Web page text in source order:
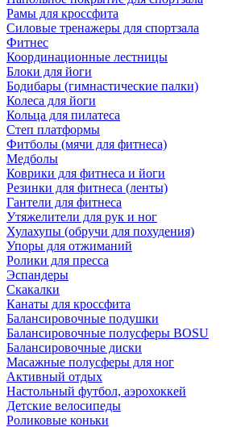
Рамы для кроссфита
Силовые тренажеры для спортзала
Фитнес
Координационные лестницы
Блоки для йоги
Бодибары (гимнастические палки)
Колеса для йоги
Кольца для пилатеса
Степ платформы
Фитболы (мячи для фитнеса)
Медболы
Коврики для фитнеса и йоги
Резинки для фитнеса (ленты)
Гантели для фитнеса
Утяжелители для рук и ног
Хулахупы (обручи для похудения)
Упоры для отжиманий
Ролики для пресса
Эспандеры
Скакалки
Канаты для кроссфита
Балансировочные подушки
Балансировочные полусферы BOSU
Балансировочные диски
Масажные полусферы для ног
Активный отдых
Настольный футбол, аэрохоккей
Детские велосипеды
Роликовые коньки